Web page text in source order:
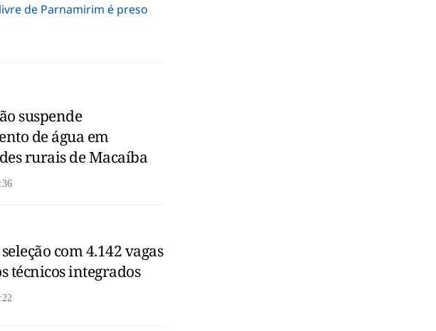
de Parnamirim é preso
suspende
de água em
rurais de Macaíba
com 4.142 vagas
técnicos integrados